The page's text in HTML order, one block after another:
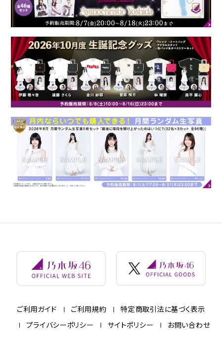
ご利用ガイド ご利用規約
特定商取引法に基づく表示
プライバシーポリシー
サイトポリシー お問い合わせ